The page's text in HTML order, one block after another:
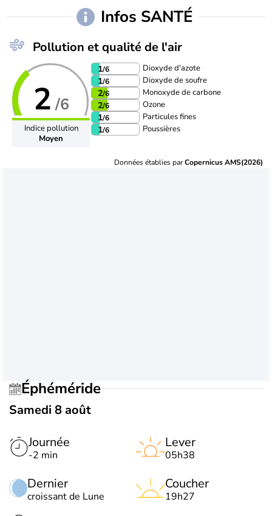
Infos SANTÉ
Pollution et qualité de l'air
2 /6
Indice pollution
Moyen
1/6 Dioxyde d'azote
1/6 Dioxyde de soufre
2/6 Monoxyde de carbone
2/6 Ozone
1/6 Particules fines
1/6 Poussières
Données établies parCopernicus AMS(2026)
Éphéméride
Samedi 8 août
Journée
-2 min
Dernier
croissant de Lune
Lever
05h38
Coucher
19h27